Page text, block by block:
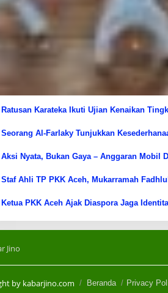
Ratusan Karateka Ikuti Ujian Kenaikan
Seorang Al-Farlaky Tunjukkan
Aksi Nyata, Bukan Gaya – Anggaran Mobil
Staf Ahli TP PKK Aceh, Mukarramah
Ketua PKK Aceh Ajak Diaspora Jaga
by kabarjino.com Beranda Privacy